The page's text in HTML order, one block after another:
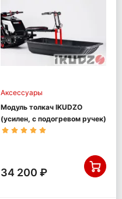
Аксессуары
Модуль толкач IKUDZO
(усилен, с подогревом ручек)
34 200 ₽